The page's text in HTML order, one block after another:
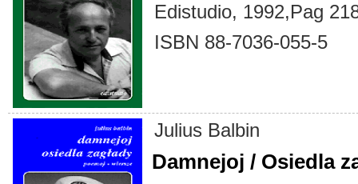
Edistudio, 1992,Pag
ISBN 88-7036-055-5
Julius Balbin
Damnejoj / Osiedla